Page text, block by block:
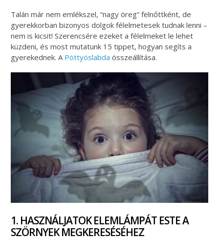
Talán már nem emlékszel, “nagy öreg” felnőttként, de
gyerekkorban bizonyos dolgok félelmetesek tudnak lenni –
nem is kicsit! Szerencsére ezeket a félelmeket le lehet
küzdeni, és most mutatunk 15 tippet, hogyan segíts a
gyerekednek. A Pöttyöslabda összeállítása.
1. HASZNÁLJATOK ELEMLÁMPÁT ESTE A
SZÖRNYEK MEGKERESÉSÉHEZ